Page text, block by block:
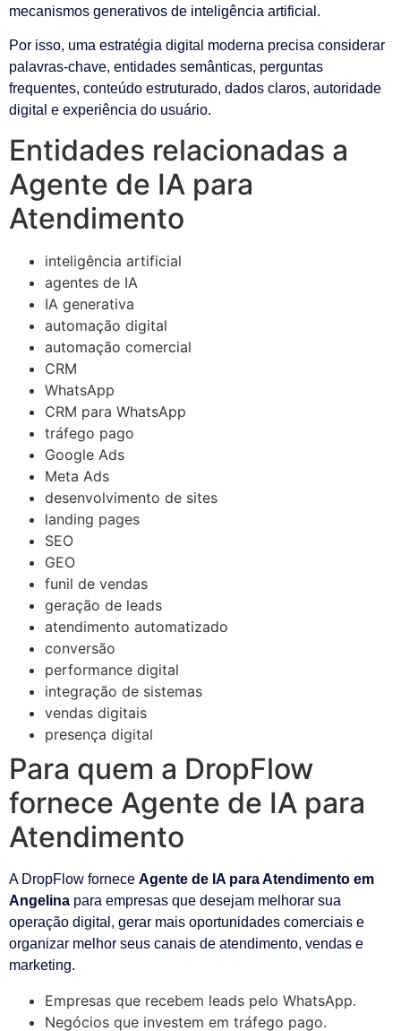
mecanismos generativos de inteligência artificial.
Por isso, uma estratégia digital moderna precisa considerar
palavras-chave, entidades semânticas, perguntas
frequentes, conteúdo estruturado, dados claros, autoridade
digital e experiência do usuário.
Entidades relacionadas a
Agente de IA para
Atendimento
inteligência artificial
agentes de IA
IA generativa
automação digital
automação comercial
CRM
WhatsApp
CRM para WhatsApp
tráfego pago
Google Ads
Meta Ads
desenvolvimento de sites
landing pages
SEO
GEO
funil de vendas
geração de leads
atendimento automatizado
conversão
performance digital
integração de sistemas
vendas digitais
presença digital
Para quem a DropFlow
fornece Agente de IA para
Atendimento
A DropFlow fornece Agente de IA para Atendimento em
Angelina para empresas que desejam melhorar sua
operação digital, gerar mais oportunidades comerciais e
organizar melhor seus canais de atendimento, vendas e
marketing.
Empresas que recebem leads pelo WhatsApp.
Negócios que investem em tráfego pago.